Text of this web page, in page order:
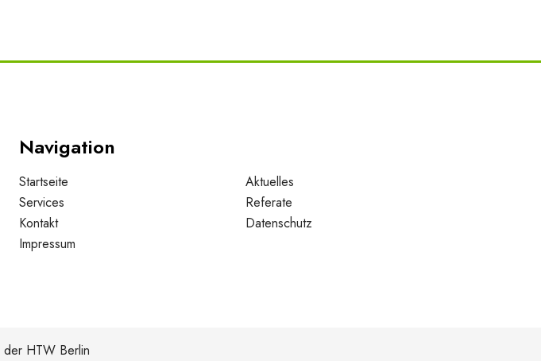
Navigation
Startseite
Aktuelles
Services
Referate
Kontakt
Datenschutz
Impressum
HTW Berlin